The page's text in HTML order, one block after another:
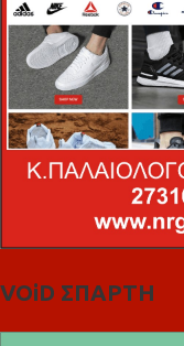
VOiD ΣΠΑΡΤΗ